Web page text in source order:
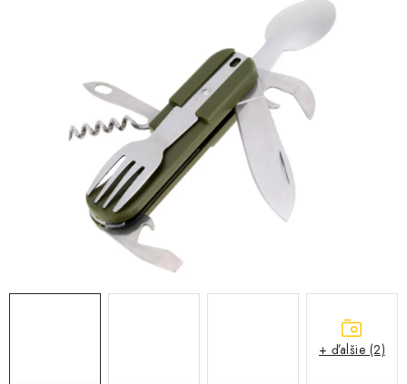
Ako nakupovať Bonusový program
+ ďalšie (2)